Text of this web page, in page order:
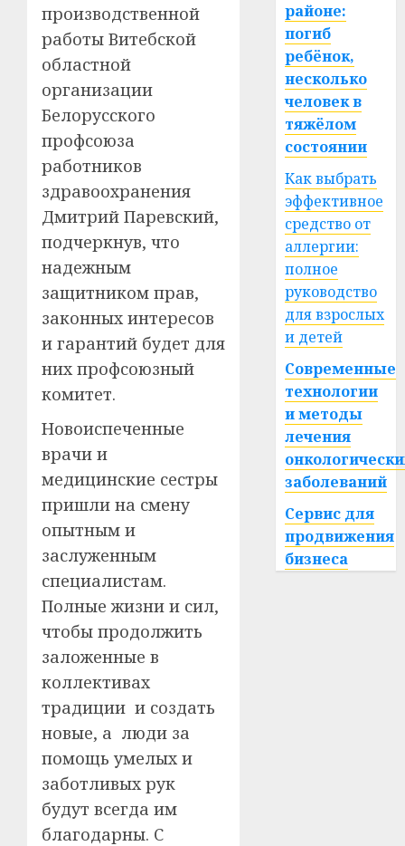
производственной
работы Витебской
областной
организации
Белорусского
профсоюза
работников
здравоохранения
Дмитрий Паревский,
подчеркнув, что
надежным
защитником прав,
законных интересов
и гарантий будет для
них профсоюзный
комитет.
Новоиспеченные
врачи и
медицинские сестры
пришли на смену
опытным и
заслуженным
специалистам.
Полные жизни и сил,
чтобы продолжить
заложенные в
коллективах
традиции и создать
новые, а люди за
помощь умелых и
заботливых рук
будут всегда им
благодарны. С
районе:
погиб
ребёнок,
несколько
человек в
тяжёлом
состоянии
Как выбрать
эффективное
средство от
аллергии:
полное
руководство
для взрослых
и детей
Современные
технологии
и методы
лечения
заболеваний
Сервис для
продвижения
бизнеса